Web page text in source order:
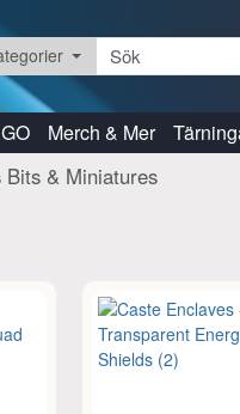
Merch & Mer
Bits & Miniatures